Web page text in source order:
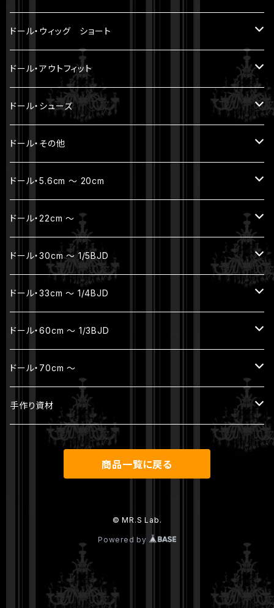
アウトフィット
5-6 inch（ YMY10cmサイズ ）
7-8 inch （ SDM等サイズ ）
耐熱ウィッグ
モヘアウィッグ
ドール・ウィッグ ショート
モヘアウィッグ
耐熱ウィッグ
ドール・アウトフィット
トップス
ボトムス
アウター
セット
着ぐるみ
ドール・シューズ
YmY / UF doll / オビツ11 / ねんどーる
SD16 / SDGr女の子・ハイヒール
ドール・その他
帽子 / バッグ
お出かけポーチ
アクセサリー
ドール・5.6cm ～ 20cm
フルセット
本体セット（ヘッド + ボディ）
ボディ（素体）
パーツ
ウィッグ
アウトフィット
ドール・22cm ～
フルセット
本体セット（ヘッド + ボディ）
ヘッド
ボディ（素体）
パーツ
ドール・30cm ～ 1/5BJD
フルセット
ボディ
ドール・33cm ～ 1/4BJD
ジュエリー
本体セット（ヘッド + ボディ）
ヘッド
ドール・60cm ～ 1/3BJD
ジュエリー
ヘッド
ドール・70cm ～
ジュエリー
本体セット（ヘッド + ボディ）
手作り資材
アンティークレース
商品一覧に戻る
© MR.S Lab.
Powered by